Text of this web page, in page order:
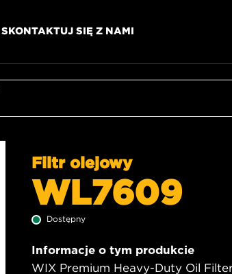
SKONTAKTUJ SIĘ Z NAMI
Filtr olejowy
WL7609
Dostępny
Informacje o tym produkcie
WIX Premium Heavy-Duty Oil